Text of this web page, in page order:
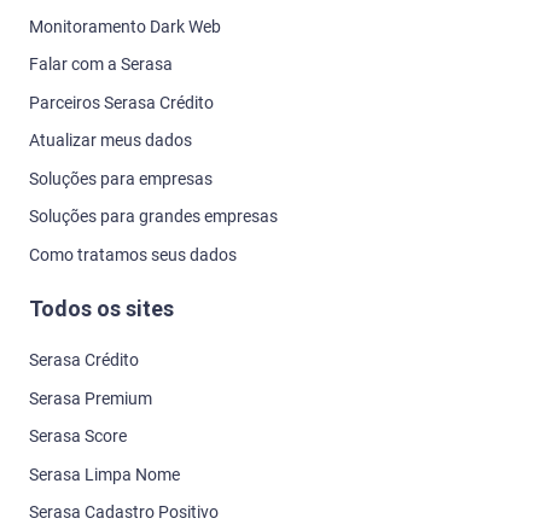
Monitoramento Dark Web
Falar com a Serasa
Parceiros Serasa Crédito
Atualizar meus dados
Soluções para empresas
Soluções para grandes empresas
Como tratamos seus dados
Todos os sites
Serasa Crédito
Serasa Premium
Serasa Score
Serasa Limpa Nome
Serasa Cadastro Positivo